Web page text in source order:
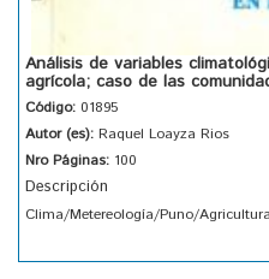
Análisis de variables
agrícola; caso de las
Código: 01895
Autor (es): Raquel Loayza Rios
Nro Páginas: 100
Descripción
Clima/Metereología/Puno/Agricultura